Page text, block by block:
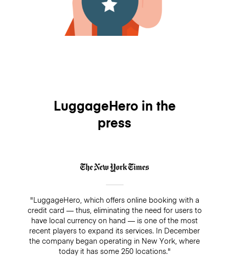
LuggageHero in the
press
"LuggageHero, which offers online booking with a
credit card — thus, eliminating the need for users to
have local currency on hand — is one of the most
recent players to expand its services. In December
the company began operating in New York, where
today it has some 250 locations."